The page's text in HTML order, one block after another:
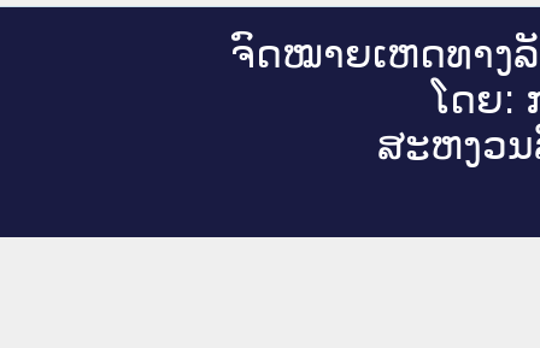
ຈົດ​ໝາຍ​ເຫດ​ທາງ​
ໂດຍ:
ສະ​ຫງວນ​